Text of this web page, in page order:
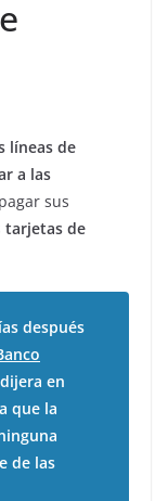
líneas de
a las
sus
tarjetas de
después
en
que la
de las